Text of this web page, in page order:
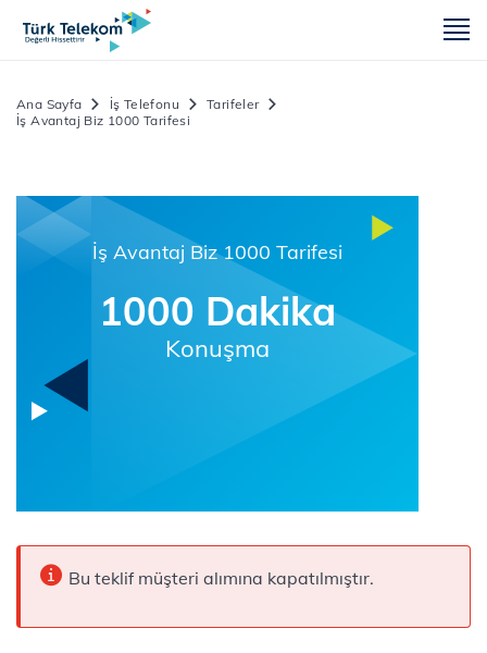
Ana Sayfa İş Telefonu
Tarifeler
İş Avantaj Biz 1000 Tarifesi
İş Avantaj Biz 1000 Tarifesi
1000 Dakika
Konuşma
Bu teklif müşteri alımına kapatılmıştır.